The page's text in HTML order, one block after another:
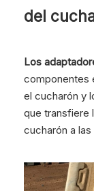
del
Los
componentes
el cucharón y
que transfiere
cucharón a